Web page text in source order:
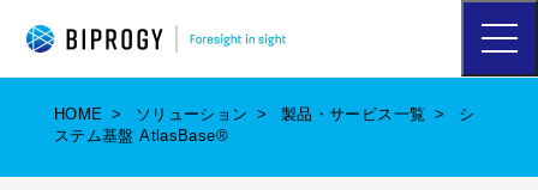
ハ
ン
メ
HOME ソリューション 製品・サービス一覧
シ
ステム基盤 AtlasBase®